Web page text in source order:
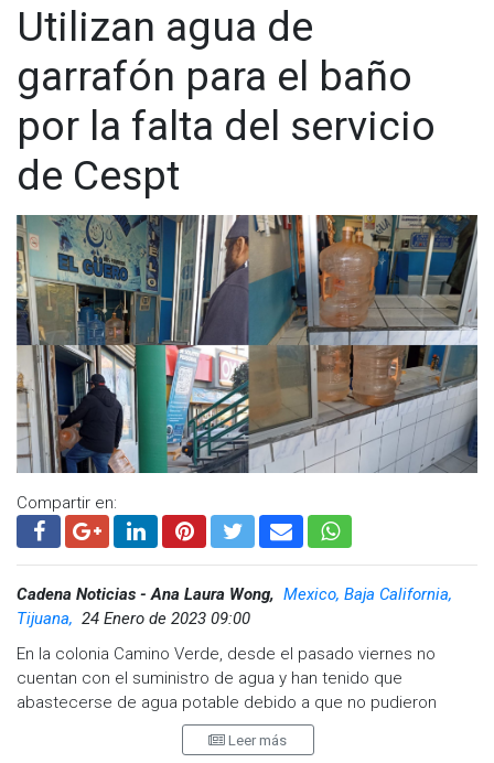
afectadas y están trabajando para la estabilización completa
del sistema en el transcurso de este día.
Sin embargo, la dependencia señaló que si persiste la falta
de agua los habitantes afectados deben reportarlo al 073.
Utilizan agua de
garrafón para el baño
por la falta del servicio
de Cespt
Compartir en:
Cadena Noticias - Ana Laura Wong, Mexico, Baja California,
Tijuana, 24 Enero de 2023 09:00
En la colonia Camino Verde, desde el pasado viernes no
cuentan con el suministro de agua y han tenido que
abastecerse de agua potable debido a que no pudieron
almacenar previo al corte anunciado del lunes 23 de enero.
Leer más